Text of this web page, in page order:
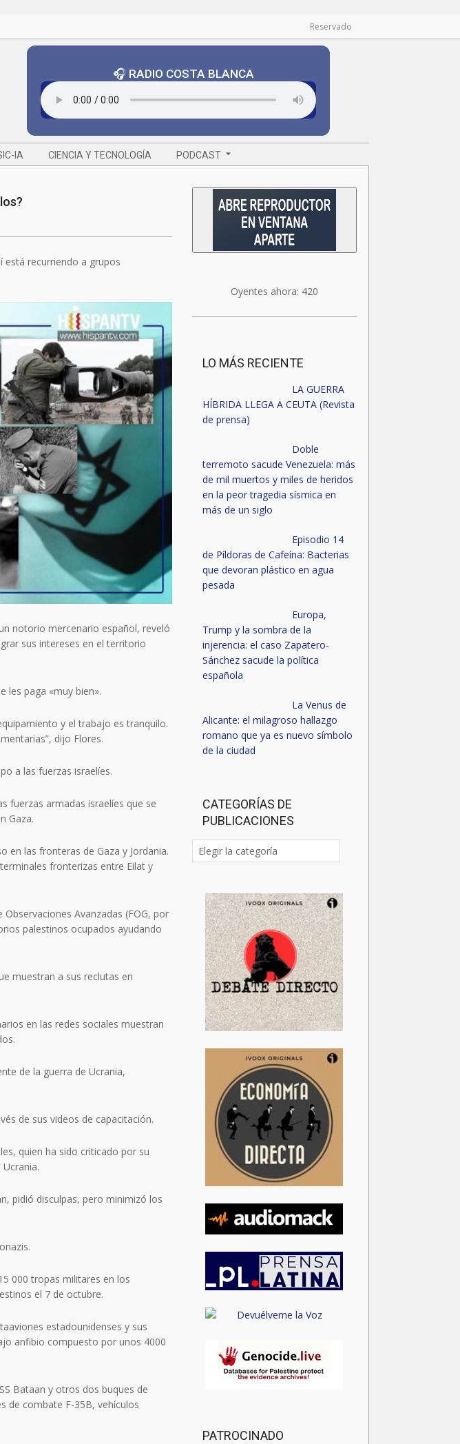
Reservado
🎧 RADIO COSTA BLANCA
IA CIENCIA Y TECNOLOGÍA PODCAST
está recurriendo a grupos
notorio mercenario español, reveló
sus intereses en el territorio
les paga «muy bien».
y el trabajo es tranquilo.
dijo Flores.
a las fuerzas israelíes.
fuerzas armadas israelíes que se
Gaza.
en las fronteras de Gaza y Jordania.
fronterizas entre Eilat y
Avanzadas (FOG, por
palestinos ocupados ayudando
muestran a sus reclutas en
en las redes sociales muestran
de la guerra de Ucrania,
de sus videos de capacitación.
quien ha sido criticado por su
pidió disculpas, pero minimizó los
000 tropas militares en los
el 7 de octubre.
estadounidenses y sus
anfibio compuesto por unos 4000
Bataan y otros dos buques de
de combate F-35B, vehículos
Oyentes ahora: 420
LO MÁS RECIENTE
LA GUERRA
HÍBRIDA LLEGA A CEUTA (Revista
de prensa)
Doble
terremoto sacude Venezuela: más
de mil muertos y miles de heridos
en la peor tragedia sísmica en
más de un siglo
Episodio 14
de Píldoras de Cafeína: Bacterias
que devoran plástico en agua
pesada
Europa,
Trump y la sombra de la
injerencia: el caso Zapatero-
Sánchez sacude la política
española
La Venus de
Alicante: el milagroso hallazgo
romano que ya es nuevo símbolo
de la ciudad
CATEGORÍAS DE
PUBLICACIONES
Categorías
de
PATROCINADO